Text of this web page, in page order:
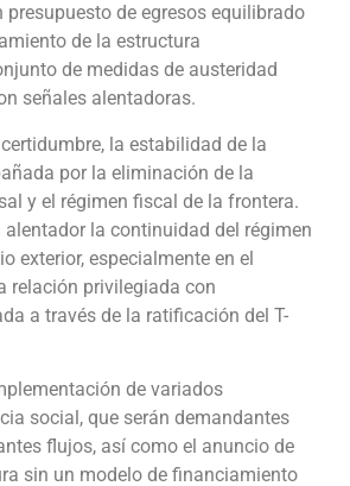
presupuesto de egresos equilibrado
de la estructura
de medidas de austeridad
señales alentadoras.
la estabilidad de la
por la eliminación de la
y el régimen fiscal de la frontera.
alentador la continuidad del régimen
exterior, especialmente en el
relación privilegiada con
a través de la ratificación del T-
de variados
social, que serán demandantes
flujos, así como el anuncio de
sin un modelo de financiamiento